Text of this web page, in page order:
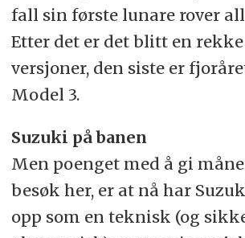
fall sin første lunare rover
Etter det er det blitt en
versjoner, den siste er
Model 3.
Suzuki på banen
Men poenget med å gi
besøk her, er at nå har
opp som en teknisk (og